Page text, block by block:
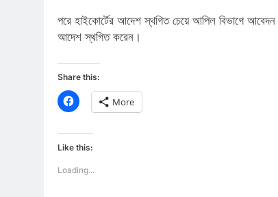
পরে হাইকোর্টের আদেশ স্থগিত চেয়ে আপিল বিভাগে আবেদন
আদেশ স্থগিত করেন।
Share this:
Click
to
share
Facebook
(Opens
in
window)
More
Like this:
Loading...